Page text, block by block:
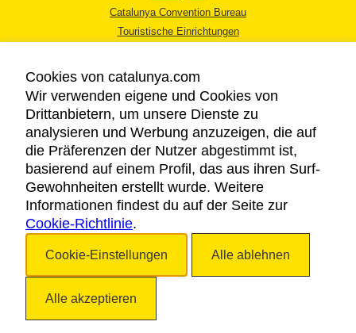
Catalunya Convention Bureau
Touristische Einrichtungen
RECHTLICHER HINWEIS
DATENSCHUTZICHTLINIE
COOKIES
BARRIEREFREIHEIT
Cookies von catalunya.com
Wir verwenden eigene und Cookies von
Drittanbietern, um unsere Dienste zu
analysieren und Werbung anzuzeigen, die auf
die Präferenzen der Nutzer abgestimmt ist,
basierend auf einem Profil, das aus ihren Surf-
Gewohnheiten erstellt wurde. Weitere
Informationen findest du auf der Seite zur
Cookie-Richtlinie.
Cookie-Einstellungen Alle ablehnen
Alle akzeptieren